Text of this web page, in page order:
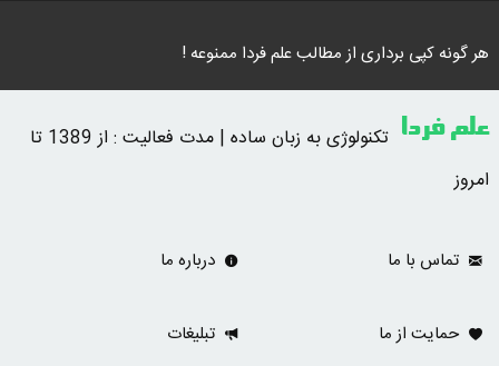
هر گونه کپی برداری از مطالب علم فردا ممنوعه !
علم فردا
تکنولوژی به زبان ساده | مدت فعالیت : از 1389 تا
امروز
تماس با ما درباره ما
حمایت از ما تبلیغات